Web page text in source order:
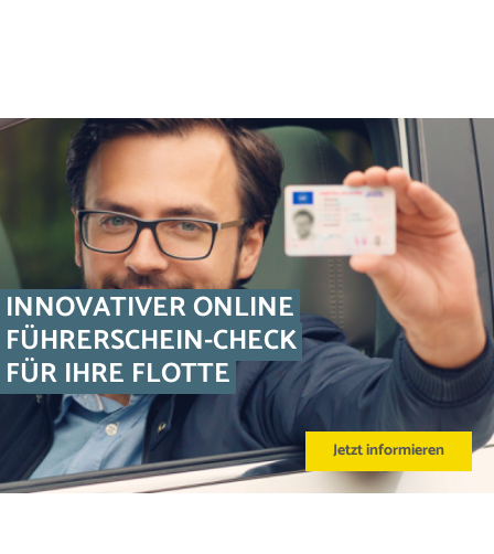
Jetzt informieren
INNOVATIVER ONLINE
FÜHRERSCHEIN-CHECK
FÜR IHRE FLOTTE